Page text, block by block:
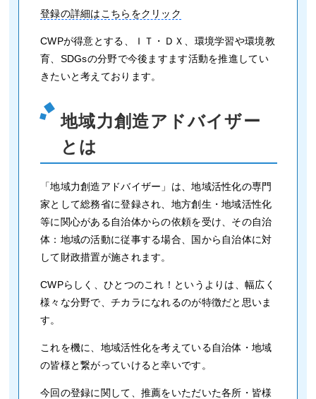
登録の詳細はこちらをクリック
CWPが得意とする、ＩＴ・ＤＸ、環境学習や環境教
育、SDGsの分野で今後ますます活動を推進してい
きたいと考えております。
地域力創造アドバイザー
とは
「地域力創造アドバイザー」は、地域活性化の専門
家として総務省に登録され、地方創生・地域活性化
等に関心がある自治体からの依頼を受け、その自治
体：地域の活動に従事する場合、国から自治体に対
して財政措置が施されます。
CWPらしく、ひとつのこれ！というよりは、幅広く
様々な分野で、チカラになれるのが特徴だと思いま
す。
これを機に、地域活性化を考えている自治体・地域
の皆様と繋がっていけると幸いです。
今回の登録に関して、推薦をいただいた各所・皆様